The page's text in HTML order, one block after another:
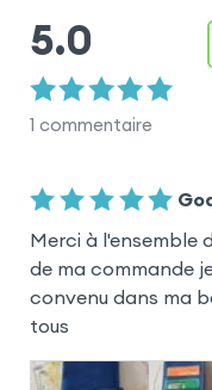
5.0
1 commentaire
Merci à l'ensemble
de ma commande
convenu dans ma
tous